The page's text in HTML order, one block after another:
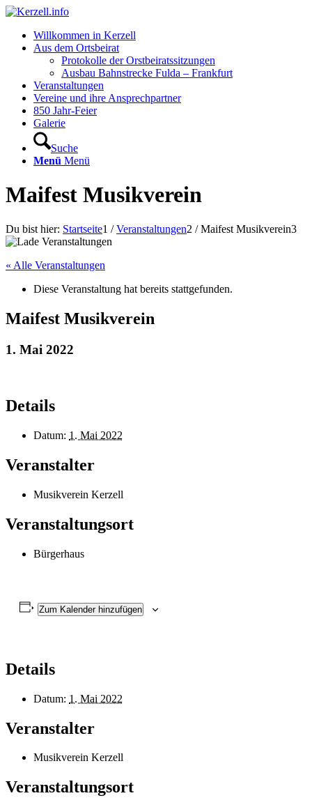
Willkommen in Kerzell
Aus dem Ortsbeirat
Protokolle der Orstbeiratssitzungen
Ausbau Bahnstrecke Fulda – Frankfurt
Veranstaltungen
Vereine und ihre Ansprechpartner
850 Jahr-Feier
Galerie
Suche
Menü Menü
Maifest Musikverein
Du bist hier: Startseite1 / Veranstaltungen2 / Maifest Musikverein3
« Alle Veranstaltungen
Diese Veranstaltung hat bereits stattgefunden.
Maifest Musikverein
1. Mai 2022
Details
Datum: 1. Mai 2022
Veranstalter
Musikverein Kerzell
Veranstaltungsort
Bürgerhaus
Zum Kalender hinzufügen
Details
Datum: 1. Mai 2022
Veranstalter
Musikverein Kerzell
Veranstaltungsort